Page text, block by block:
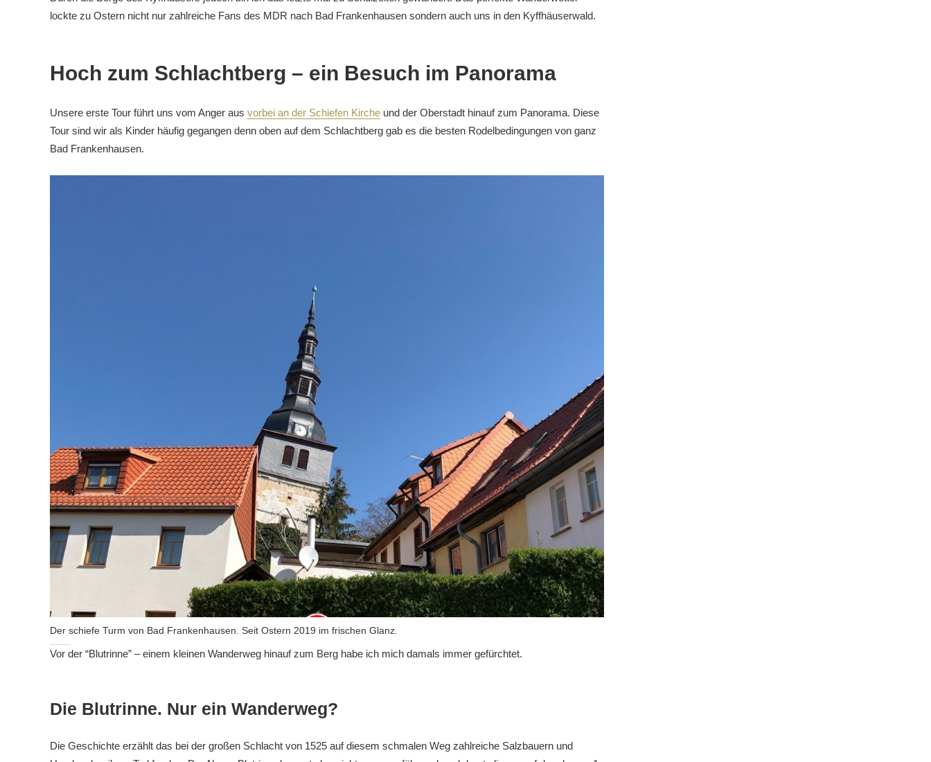
lockte zu Ostern nicht nur zahlreiche Fans des MDR nach Bad Frankenhausen sondern auch uns in den Kyffhäuserwald.
Hoch zum Schlachtberg – ein Besuch im Panorama
Unsere erste Tour führt uns vom Anger aus vorbei an der Schiefen Kirche und der Oberstadt hinauf zum Panorama. Diese
Tour sind wir als Kinder häufig gegangen denn oben auf dem Schlachtberg gab es die besten Rodelbedingungen von ganz
Bad Frankenhausen.
Der schiefe Turm von Bad Frankenhausen. Seit Ostern 2019 im frischen Glanz.
Vor der “Blutrinne” – einem kleinen Wanderweg hinauf zum Berg habe ich mich damals immer gefürchtet.
Die Blutrinne. Nur ein Wanderweg?
Die Geschichte erzählt das bei der großen Schlacht von 1525 auf diesem schmalen Weg zahlreiche Salzbauern und